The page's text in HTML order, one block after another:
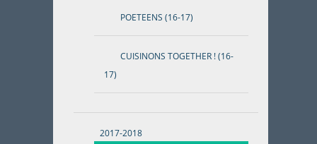
POETEENS (16-17)
CUISINONS TOGETHER ! (16-
17)
2017-2018